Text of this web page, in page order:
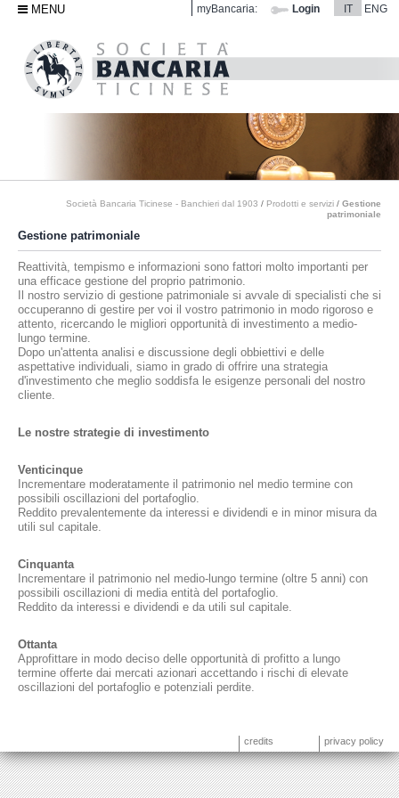
MENU IT ENG
myBancaria: Login
Società Bancaria Ticinese - Banchieri dal 1903 / Prodotti e servizi / Gestione
patrimoniale
Gestione patrimoniale
Reattività, tempismo e informazioni sono fattori molto importanti per
una efficace gestione del proprio patrimonio.
Il nostro servizio di gestione patrimoniale si avvale di specialisti che si
occuperanno di gestire per voi il vostro patrimonio in modo rigoroso e
attento, ricercando le migliori opportunità di investimento a medio-
lungo termine.
Dopo un'attenta analisi e discussione degli obbiettivi e delle
aspettative individuali, siamo in grado di offrire una strategia
d'investimento che meglio soddisfa le esigenze personali del nostro
cliente.
Le nostre strategie di investimento
Venticinque
Incrementare moderatamente il patrimonio nel medio termine con
possibili oscillazioni del portafoglio.
Reddito prevalentemente da interessi e dividendi e in minor misura da
utili sul capitale.
Cinquanta
Incrementare il patrimonio nel medio-lungo termine (oltre 5 anni) con
possibili oscillazioni di media entità del portafoglio.
Reddito da interessi e dividendi e da utili sul capitale.
Ottanta
Approfittare in modo deciso delle opportunità di profitto a lungo
termine offerte dai mercati azionari accettando i rischi di elevate
oscillazioni del portafoglio e potenziali perdite.
credits privacy policy